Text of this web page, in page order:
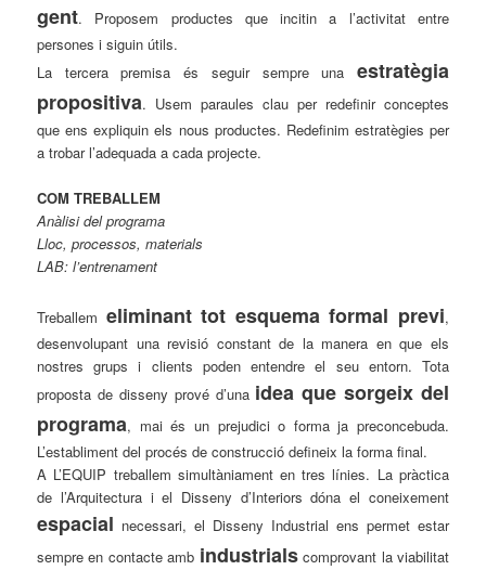
gent. Proposem productes que incitin a l’activitat entre
persones i siguin útils.
La tercera premisa és seguir sempre una estratègia
propositiva. Usem paraules clau per redefinir conceptes
que ens expliquin els nous productes. Redefinim estratègies per
a trobar l’adequada a cada projecte.
COM TREBALLEM
Anàlisi del programa
Lloc, processos, materials
LAB: l’entrenament
Treballem eliminant tot esquema formal previ,
desenvolupant una revisió constant de la manera en que els
nostres grups i clients poden entendre el seu entorn. Tota
proposta de disseny prové d’una idea que sorgeix del
programa, mai és un prejudici o forma ja preconcebuda.
L’establiment del procés de construcció defineix la forma final.
A L’EQUIP treballem simultàniament en tres línies. La pràctica
de l’Arquitectura i el Disseny d’Interiors dóna el coneixement
espacial necessari, el Disseny Industrial ens permet estar
sempre en contacte amb industrialscomprovant la viabilitat